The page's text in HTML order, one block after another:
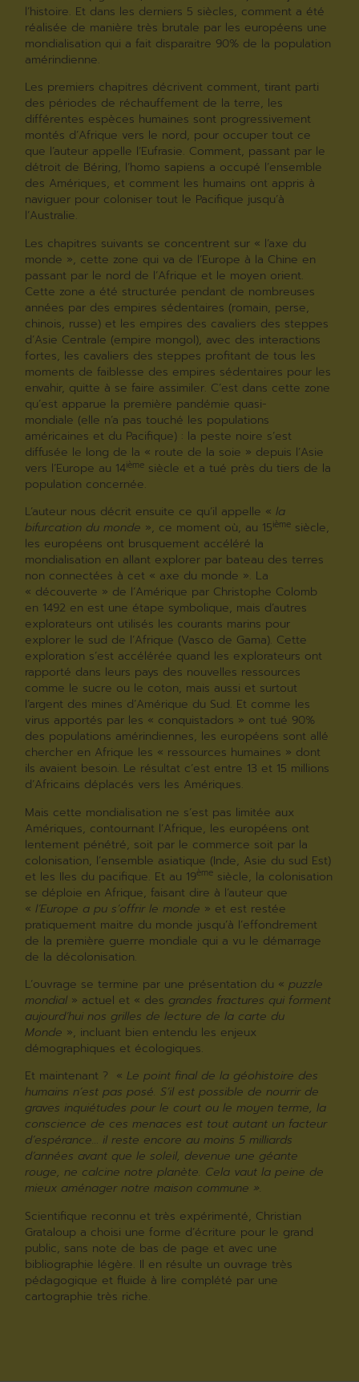
l’histoire. Et dans les derniers 5 siècles, comment a été
réalisée de manière très brutale par les européens une
mondialisation qui a fait disparaitre 90% de la population
amérindienne.
Les premiers chapitres décrivent comment, tirant parti
des périodes de réchauffement de la terre, les
différentes espèces humaines sont progressivement
montés d’Afrique vers le nord, pour occuper tout ce
que l’auteur appelle l’Eufrasie. Comment, passant par le
détroit de Béring, l’homo sapiens a occupé l’ensemble
des Amériques, et comment les humains ont appris à
naviguer pour coloniser tout le Pacifique jusqu’à
l’Australie.
Les chapitres suivants se concentrent sur « l’axe du
monde », cette zone qui va de l’Europe à la Chine en
passant par le nord de l’Afrique et le moyen orient.
Cette zone a été structurée pendant de nombreuses
années par des empires sédentaires (romain, perse,
chinois, russe) et les empires des cavaliers des steppes
d’Asie Centrale (empire mongol), avec des interactions
fortes, les cavaliers des steppes profitant de tous les
moments de faiblesse des empires sédentaires pour les
envahir, quitte à se faire assimiler. C’est dans cette zone
qu’est apparue la première pandémie quasi-
mondiale (elle n’a pas touché les populations
américaines et du Pacifique) : la peste noire s’est
diffusée le long de la « route de la soie » depuis l’Asie
vers l’Europe au 14ième siècle et a tué près du tiers de la
population concernée.
L’auteur nous décrit ensuite ce qu’il appelle «la
bifurcation du monde », ce moment où, au 15ième siècle,
les européens ont brusquement accéléré la
mondialisation en allant explorer par bateau des terres
non connectées à cet « axe du monde ». La
« découverte » de l’Amérique par Christophe Colomb
en 1492 en est une étape symbolique, mais d’autres
explorateurs ont utilisés les courants marins pour
explorer le sud de l’Afrique (Vasco de Gama). Cette
exploration s’est accélérée quand les explorateurs ont
rapporté dans leurs pays des nouvelles ressources
comme le sucre ou le coton, mais aussi et surtout
l’argent des mines d’Amérique du Sud. Et comme les
virus apportés par les « conquistadors » ont tué 90%
des populations amérindiennes, les européens sont allé
chercher en Afrique les « ressources humaines » dont
ils avaient besoin. Le résultat c’est entre 13 et 15 millions
d’Africains déplacés vers les Amériques.
Mais cette mondialisation ne s’est pas limitée aux
Amériques, contournant l’Afrique, les européens ont
lentement pénétré, soit par le commerce soit par la
colonisation, l’ensemble asiatique (Inde, Asie du sud Est)
et les Iles du pacifique. Et au 19ème siècle, la colonisation
se déploie en Afrique, faisant dire à l’auteur que
«l’Europe a pu s’offrir le monde » et est restée
pratiquement maitre du monde jusqu’à l’effondrement
de la première guerre mondiale qui a vu le démarrage
de la décolonisation.
L’ouvrage se termine par une présentation du «puzzle
mondial » actuel et « des grandes fractures qui forment
aujourd’hui nos grilles de lecture de la carte du
Monde », incluant bien entendu les enjeux
démographiques et écologiques.
Et maintenant ? «Le point final de la géohistoire des
humains n’est pas posé. S’il est possible de nourrir de
graves inquiétudes pour le court ou le moyen terme, la
conscience de ces menaces est tout autant un facteur
d’espérance… il reste encore au moins 5 milliards
d’années avant que le soleil, devenue une géante
rouge, ne calcine notre planète. Cela vaut la peine de
mieux aménager notre maison commune ».
Scientifique reconnu et très expérimenté, Christian
Grataloup a choisi une forme d’écriture pour le grand
public, sans note de bas de page et avec une
bibliographie légère. Il en résulte un ouvrage très
pédagogique et fluide à lire complété par une
cartographie très riche.